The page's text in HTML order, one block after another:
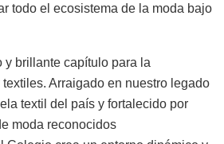
todo el ecosistema de la moda bajo
y brillante capítulo para la
Arraigado en nuestro legado
textil del país y fortalecido por
moda reconocidos